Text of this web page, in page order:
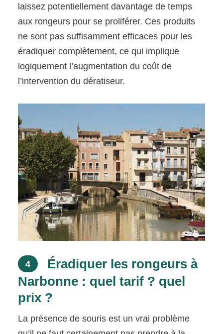
laissez potentiellement davantage de temps
aux rongeurs pour se proliférer. Ces produits
ne sont pas suffisamment efficaces pour les
éradiquer complètement, ce qui implique
logiquement l’augmentation du coût de
l’intervention du dératiseur.
4
Éradiquer les rongeurs à
Narbonne : quel tarif ? quel
prix ?
La présence de souris est un vrai problème